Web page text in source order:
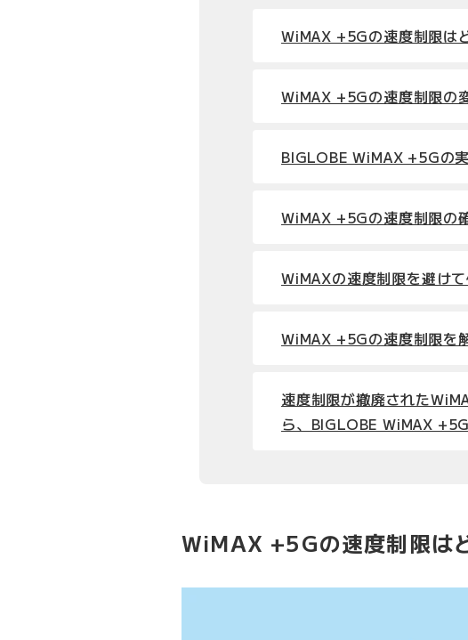
WiMAX +5Gの速度制限は
WiMAX +5Gの速度制限の
BIGLOBE WiMAX +5Gの
WiMAX +5Gの速度制限の
WiMAXの速度制限を避け
WiMAX +5Gの速度制限を
速度制限が撤廃された
ら、BIGLOBE WiMAX +5G
WiMAX +5Gの速度制限は